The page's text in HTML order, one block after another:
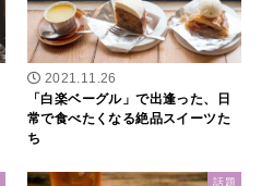
2021.11.26
「白楽ベーグル」で出逢った、日
常で食べたくなる絶品スイーツた
ち
話題